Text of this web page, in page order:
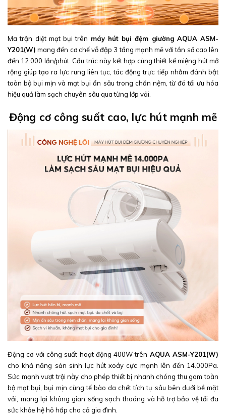
Ma trận diệt mạt bụi trên máy hút bụi đệm giường AQUA ASM-
Y201(W) mang đến cơ chế vỗ đập 3 tầng mạnh mẽ với tần số cao lên
đến 12.000 lần/phút. Cấu trúc này kết hợp cùng thiết kế miệng hút mở
rộng giúp tạo ra lực rung liên tục, tác động trực tiếp nhằm đánh bật
toàn bộ bụi mịn và mạt bụi ẩn sâu trong chăn nệm, từ đó tối ưu hóa
hiệu quả làm sạch chuyên sâu qua từng lớp vải.
Động cơ công suất cao, lực hút mạnh mẽ
Động cơ với công suất hoạt động 400W trên AQUA ASM-Y201(W)
cho khả năng sản sinh lực hút xoáy cực mạnh lên đến 14.000Pa.
Sức mạnh vượt trội này cho phép thiết bị nhanh chóng thu gom toàn
bộ mạt bụi, bụi mịn cùng tế bào da chết tích tụ sâu bên dưới bề mặt
vải, mang lại không gian sống sạch thoáng và hỗ trợ bảo vệ tối đa
sức khỏe hệ hô hấp cho cả gia đình.